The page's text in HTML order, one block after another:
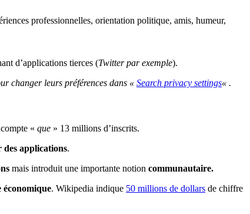
professionnelles, orientation politique, amis, humeur,
d’applications tierces (Twitter par exemple).
changer leurs préférences dans « Search privacy settings« .
« que » 13 millions d’inscrits.
applications.
mais introduit une importante notion communautaire.
économique. Wikipedia indique 50 millions de dollars de chiffre